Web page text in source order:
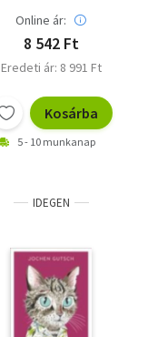
Online ár:
8 542 Ft
Eredeti ár: 8 991 Ft
Kosárba
5 - 10 munkanap
IDEGEN